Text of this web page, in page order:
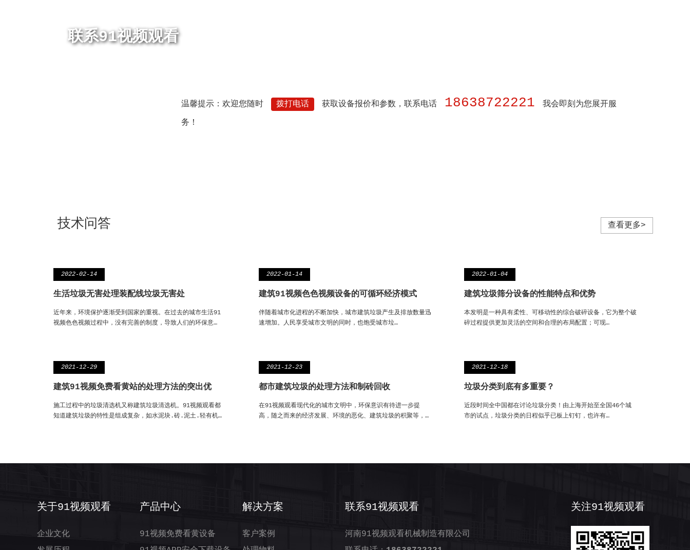
联系91视频观看
温馨提示：欢迎您随时 拨打电话 获取设备报价和参数，联系电话 18638722221
务！
查看更多>
技术问答
2022-02-14
生活垃圾无害处理装配线垃圾无害处
近年来，环境保护逐渐受到国家的重视。在过去的城市生活91
视频色色视频过程中，没有完善的制度，导致人们的环保意…
2022-01-14
建筑91视频色色视频设备的可循环经济模式
伴随着城市化进程的不断加快，城市建筑垃圾产生及排放数量迅
速增加。人民享受城市文明的同时，也饱受城市垃…
2022-01-04
建筑垃圾筛分设备的性能特点和优势
本发明是一种具有柔性、可移动性的综合破碎设备，它为整个破
碎过程提供更加灵活的空间和合理的布局配置；可现…
2021-12-29
建筑91视频免费看黄站的处理方法的突出优
施工过程中的垃圾清选机又称建筑垃圾清选机。91视频观看都
知道建筑垃圾的特性是组成复杂，如水泥块.砖.泥土.轻有机…
2021-12-23
都市建筑垃圾的处理方法和制砖回收
在91视频观看现代化的城市文明中，环保意识有待进一步提
高，随之而来的经济发展、环境的恶化、建筑垃圾的积聚等，…
2021-12-18
垃圾分类到底有多重要？
近段时间全中国都在讨论垃圾分类！由上海开始至全国46个城
市的试点，垃圾分类的日程似乎已板上钉钉，也许有…
关于91视频观看
企业文化
产品中心
91视频免费看黄设备
解决方案
客户案例
联系91视频观看
河南91视频观看机械制造有限公司
关注91视频观看